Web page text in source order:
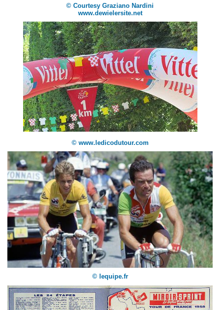
© Courtesy Graziano Nardini
www.dewielersite.net
© www.ledicodutour.com
© lequipe.fr